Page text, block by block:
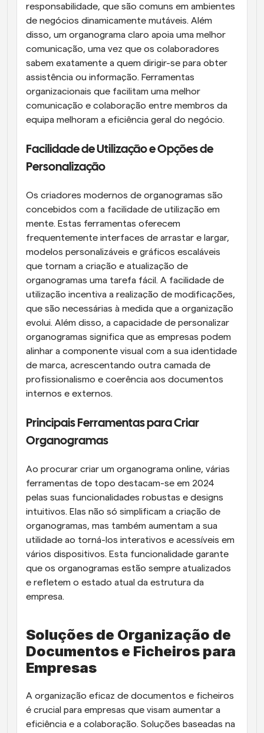
responsabilidade, que são comuns em ambientes
de negócios dinamicamente mutáveis. Além
disso, um organograma claro apoia uma melhor
comunicação, uma vez que os colaboradores
sabem exatamente a quem dirigir-se para obter
assistência ou informação. Ferramentas
organizacionais que facilitam uma melhor
comunicação e colaboração entre membros da
equipa melhoram a eficiência geral do negócio.
Facilidade de Utilização e Opções de
Personalização
Os criadores modernos de organogramas são
concebidos com a facilidade de utilização em
mente. Estas ferramentas oferecem
frequentemente interfaces de arrastar e largar,
modelos personalizáveis e gráficos escaláveis
que tornam a criação e atualização de
organogramas uma tarefa fácil. A facilidade de
utilização incentiva a realização de modificações,
que são necessárias à medida que a organização
evolui. Além disso, a capacidade de personalizar
organogramas significa que as empresas podem
alinhar a componente visual com a sua identidade
de marca, acrescentando outra camada de
profissionalismo e coerência aos documentos
internos e externos.
Principais Ferramentas para Criar
Organogramas
Ao procurar criar um organograma online, várias
ferramentas de topo destacam-se em 2024
pelas suas funcionalidades robustas e designs
intuitivos. Elas não só simplificam a criação de
organogramas, mas também aumentam a sua
utilidade ao torná-los interativos e acessíveis em
vários dispositivos. Esta funcionalidade garante
que os organogramas estão sempre atualizados
e refletem o estado atual da estrutura da
empresa.
Soluções de Organização de
Documentos e Ficheiros para
Empresas
A organização eficaz de documentos e ficheiros
é crucial para empresas que visam aumentar a
eficiência e a colaboração. Soluções baseadas na